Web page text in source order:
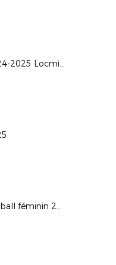
Festival U11 2024-2025 Locminé
Rentrée du football féminin 2024